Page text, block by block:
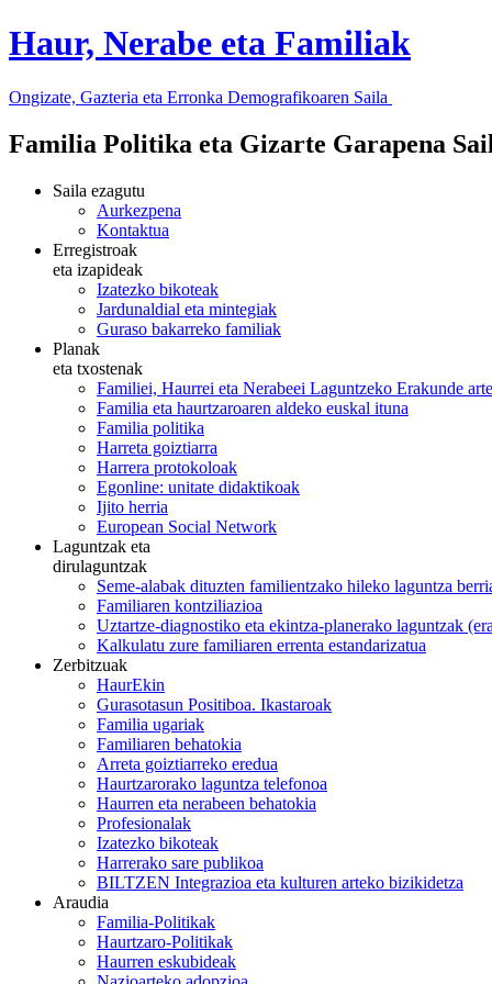
Haur, Nerabe eta Familiak
Ongizate, Gazteria eta Erronka Demografikoaren Saila
Familia Politika eta Gizarte Garapena
Saila ezagutu
Aurkezpena
Kontaktua
Erregistroak
eta izapideak
Izatezko bikoteak
Jardunaldial eta mintegiak
Guraso bakarreko familiak
Planak
eta txostenak
Familiei, Haurrei eta Nerabeei Laguntzeko Erakunde
Familia eta haurtzaroaren aldeko euskal ituna
Familia politika
Harreta goiztiarra
Harrera protokoloak
Egonline: unitate didaktikoak
Ijito herria
European Social Network
Laguntzak eta
dirulaguntzak
Seme-alabak dituzten familientzako hileko laguntza
Familiaren kontziliazioa
Uztartze-diagnostiko eta ekintza-planerako laguntzak
Kalkulatu zure familiaren errenta estandarizatua
Zerbitzuak
HaurEkin
Gurasotasun Positiboa. Ikastaroak
Familia ugariak
Familiaren behatokia
Arreta goiztiarreko eredua
Haurtzarorako laguntza telefonoa
Haurren eta nerabeen behatokia
Profesionalak
Izatezko bikoteak
Harrerako sare publikoa
BILTZEN Integrazioa eta kulturen arteko bizikidetza
Araudia
Familia-Politikak
Haurtzaro-Politikak
Haurren eskubideak